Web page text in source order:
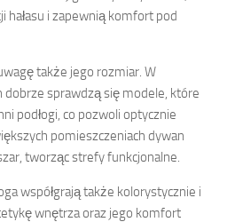
hałasu i zapewnią komfort pod
także jego rozmiar. W
dobrze sprawdzą się modele, które
podłogi, co pozwoli optycznie
pomieszczeniach dywan
tworząc strefy funkcjonalne.
współgrają także kolorystycznie i
wnętrza oraz jego komfort